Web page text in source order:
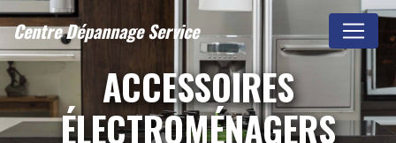
Centre Dépannage Service
ACCESSOIRES
ÉLECTROMÉNAGERS
Panneau de gestion des cookies